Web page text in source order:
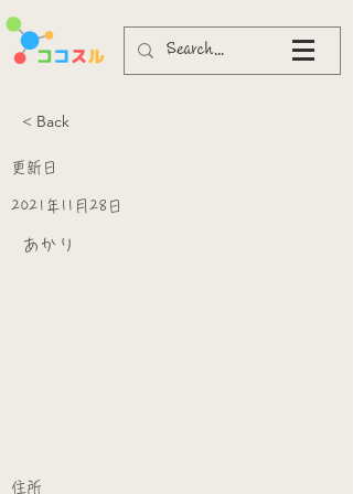
< Back
更新日
2021年11月28日
あかり
​ ​住所